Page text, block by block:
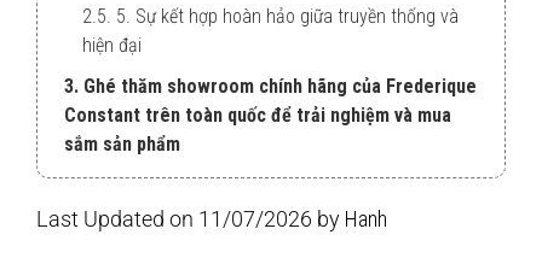
2.5. 5. Sự kết hợp hoàn hảo giữa truyền thống và
hiện đại
3. Ghé thăm showroom chính hãng của Frederique
Constant trên toàn quốc để trải nghiệm và mua
sắm sản phẩm
Last Updated on 11/07/2026 by Hanh